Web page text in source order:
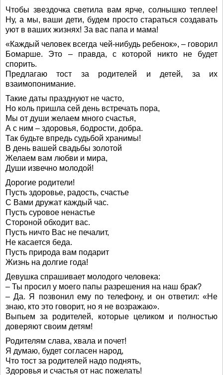
Чтобы звездочка светила вам ярче, солнышко теплее!
Ну, а мы, ваши дети, будем просто стараться создавать
уют в ваших жизнях! За вас папа и мама!
«Каждый человек всегда чей-нибудь ребенок», – говорил
Бомарше. Это – правда, с которой никто не будет
спорить.
Предлагаю тост за родителей и детей, за их
взаимопонимание.
Такие даты празднуют не часто,
Но коль пришла сей день встречать пора,
Мы от души желаем много счастья,
А с ним – здоровья, бодрости, добра.
Так будьте впредь судьбой хранимы!
В день вашей свадьбы золотой
Желаем вам любви и мира,
Души извечно молодой!
Дорогие родители!
Пусть здоровье, радость, счастье
С Вами дружат каждый час.
Пусть суровое ненастье
Стороной обходит вас.
Пусть ничто Вас не печалит,
Не касается беда.
Пусть природа вам подарит
Жизнь на долгие года!
Девушка спрашивает молодого человека:
– Ты просил у моего папы разрешения на наш брак?
– Да. Я позвонил ему по телефону, и он ответил: «Не
знаю, кто это говорит, но я не возражаю».
Выпьем за родителей, которые целиком и полностью
доверяют своим детям!
Родителям слава, хвала и почет!
Я думаю, будет согласен народ,
Что тост за родителей надо поднять,
Здоровья и счастья от нас пожелать!